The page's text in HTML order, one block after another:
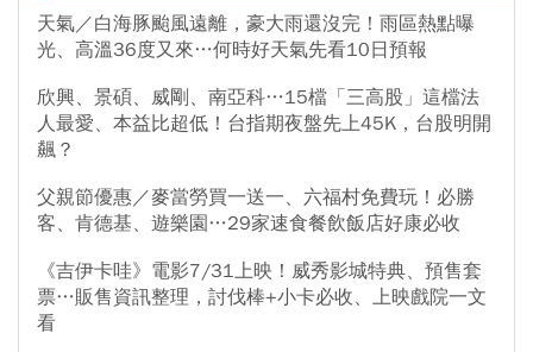
天氣／白海豚颱風遠離，豪大雨還沒完！雨區熱點曝
光、高溫36度又來…何時好天氣先看10日預報
欣興、景碩、威剛、南亞科…15檔「三高股」這檔法
人最愛、本益比超低！台指期夜盤先上45K，台股明開
飆？
父親節優惠／麥當勞買一送一、六福村免費玩！必勝
客、肯德基、遊樂園…29家速食餐飲飯店好康必收
《吉伊卡哇》電影7/31上映！威秀影城特典、預售套
票…販售資訊整理，討伐棒+小卡必收、上映戲院一文
看